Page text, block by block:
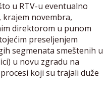
u RTV-u eventualno
krajem novembra,
direktorom u punom
preseljenjem
segmenata smeštenih u
u novu zgradu na
koji su trajali duže